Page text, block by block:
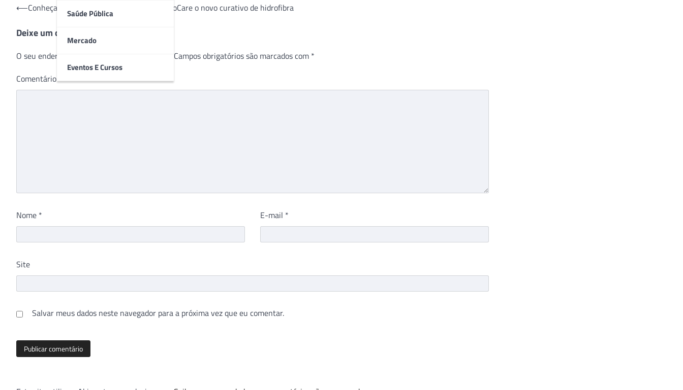
Saúde Pública
Mercado
Eventos E Cursos
Navegação
Post
⟵Conheça a linha de curativos CASEX: HydroCare o novo curativo de hidrofibra
Deixe um comentário
O seu endereço de e-mail não será publicado. Campos obrigatórios são marcados com *
Comentário*
Nome * E-mail *
Site
Salvar meus dados neste navegador para a próxima vez que eu comentar.